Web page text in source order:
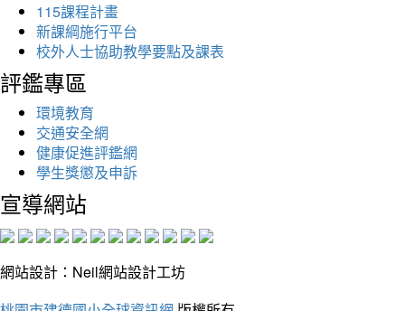
115課程計畫
新課綱施行平台
校外人士協助教學要點及課表
評鑑專區
環境教育
交通安全網
健康促進評鑑網
學生獎懲及申訴
宣導網站
網站設計：Neil網站設計工坊